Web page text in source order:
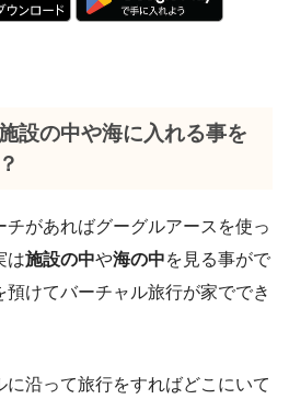
設の中や海に入れる事を
があればグーグルアースを使っ
は施設の中や海の中を見る事がで
預けてバーチャル旅行が家ででき
沿って旅行をすればどこにいて